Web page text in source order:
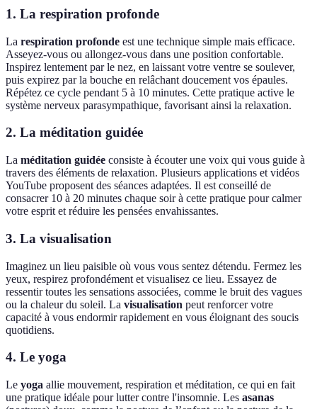
1. La respiration profonde
La respiration profonde est une technique simple mais efficace.
Asseyez-vous ou allongez-vous dans une position confortable.
Inspirez lentement par le nez, en laissant votre ventre se soulever,
puis expirez par la bouche en relâchant doucement vos épaules.
Répétez ce cycle pendant 5 à 10 minutes. Cette pratique active le
système nerveux parasympathique, favorisant ainsi la relaxation.
2. La méditation guidée
La méditation guidée consiste à écouter une voix qui vous guide à
travers des éléments de relaxation. Plusieurs applications et vidéos
YouTube proposent des séances adaptées. Il est conseillé de
consacrer 10 à 20 minutes chaque soir à cette pratique pour calmer
votre esprit et réduire les pensées envahissantes.
3. La visualisation
Imaginez un lieu paisible où vous vous sentez détendu. Fermez les
yeux, respirez profondément et visualisez ce lieu. Essayez de
ressentir toutes les sensations associées, comme le bruit des vagues
ou la chaleur du soleil. La visualisation peut renforcer votre
capacité à vous endormir rapidement en vous éloignant des soucis
quotidiens.
4. Le yoga
Le yoga allie mouvement, respiration et méditation, ce qui en fait
une pratique idéale pour lutter contre l'insomnie. Les asanas